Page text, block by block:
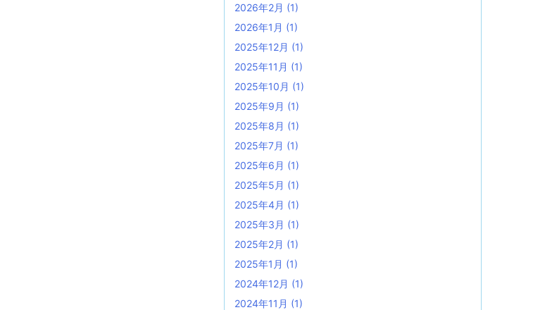
2026年2月 (1)
2026年1月 (1)
2025年12月 (1)
2025年11月 (1)
2025年10月 (1)
2025年9月 (1)
2025年8月 (1)
2025年7月 (1)
2025年6月 (1)
2025年5月 (1)
2025年4月 (1)
2025年3月 (1)
2025年2月 (1)
2025年1月 (1)
2024年12月 (1)
2024年11月 (1)